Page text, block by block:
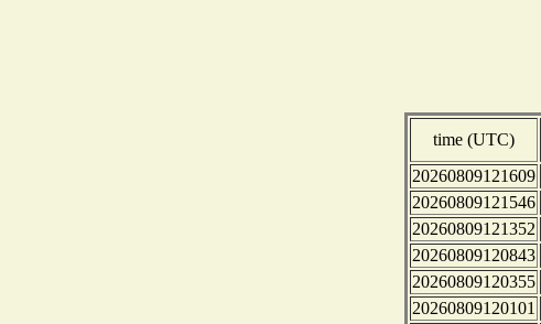
time (UTC)
20260809121609
20260809121546
20260809121352
20260809120843
20260809120355
20260809120101